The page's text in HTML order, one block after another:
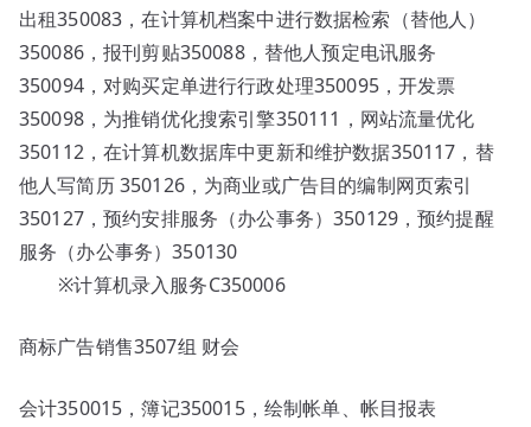
出租350083，在计算机档案中进行数据检索（替他人）
350086，报刊剪贴350088，替他人预定电讯服务
350094，对购买定单进行行政处理350095，开发票
350098，为推销优化搜索引擎350111，网站流量优化
350112，在计算机数据库中更新和维护数据350117，替
他人写简历 350126，为商业或广告目的编制网页索引
350127，预约安排服务（办公事务）350129，预约提醒
服务（办公事务）350130
※计算机录入服务C350006
商标广告销售3507组 财会
会计350015，簿记350015，绘制帐单、帐目报表